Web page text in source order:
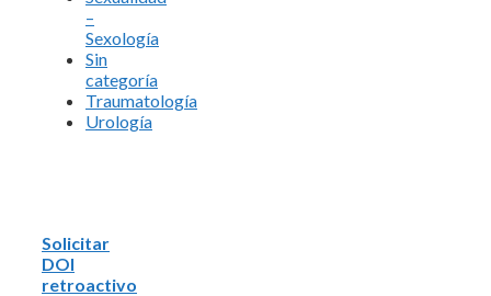
–
Sexología
Sin
categoría
Traumatología
Urología
Solicitar
DOI
retroactivo